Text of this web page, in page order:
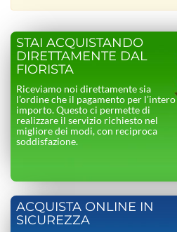
STAI ACQUISTANDO
DIRETTAMENTE DAL
FIORISTA
Riceviamo noi direttamente sia
l’ordine che il pagamento per l’intero
importo. Questo ci permette di
realizzare il servizio richiesto nel
migliore dei modi, con reciproca
soddisfazione.
ACQUISTA ONLINE IN
SICUREZZA